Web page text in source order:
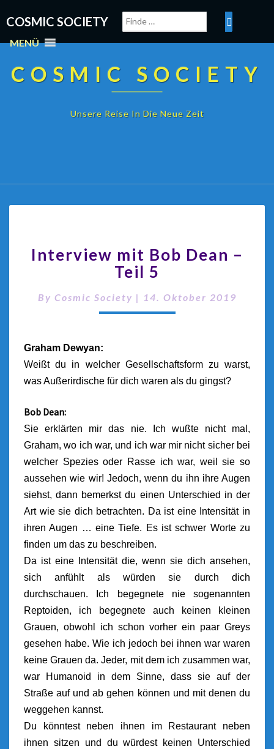
COSMIC SOCIETY
MENÜ
COSMIC SOCIETY
Unsere Reise In Die Neue Zeit
Interview mit Bob Dean –
Teil 5
By Cosmic Society | 14. Oktober 2019
Graham Dewyan:
Weißt du in welcher Gesellschaftsform zu warst,
was Außerirdische für dich waren als du gingst?
Bob Dean:
Sie erklärten mir das nie. Ich wußte nicht mal,
Graham, wo ich war, und ich war mir nicht sicher bei
welcher Spezies oder Rasse ich war, weil sie so
aussehen wie wir! Jedoch, wenn du ihn ihre Augen
siehst, dann bemerkst du einen Unterschied in der
Art wie sie dich betrachten. Da ist eine Intensität in
ihren Augen … eine Tiefe. Es ist schwer Worte zu
finden um das zu beschreiben.
Da ist eine Intensität die, wenn sie dich ansehen,
sich anfühlt als würden sie durch dich
durchschauen. Ich begegnete nie sogenannten
Reptoiden, ich begegnete auch keinen kleinen
Grauen, obwohl ich schon vorher ein paar Greys
gesehen habe. Wie ich jedoch bei ihnen war waren
keine Grauen da. Jeder, mit dem ich zusammen war,
war Humanoid in dem Sinne, dass sie auf der
Straße auf und ab gehen können und mit denen du
weggehen kannst.
Du könntest neben ihnen im Restaurant neben
ihnen sitzen und du würdest keinen Unterschied